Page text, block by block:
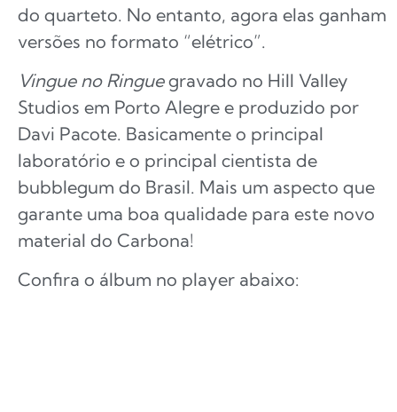
do quarteto. No entanto, agora elas ganham
versões no formato “elétrico”.
Vingue no Ringuegravado no Hill Valley
Studios em Porto Alegre e produzido por
Davi Pacote. Basicamente o principal
laboratório e o principal cientista de
bubblegum do Brasil. Mais um aspecto que
garante uma boa qualidade para este novo
material do Carbona!
Confira o álbum no player abaixo: